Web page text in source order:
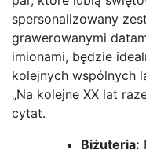
spersonalizowany
grawerowanymi
imionami, będzie
kolejnych wspólnych
„Na kolejne XX lat
cytat.
Biżuteria: